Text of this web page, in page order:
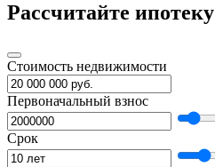
Рассчитайте ипотеку
Стоимость недвижимости
Первоначальный взнос
Срок